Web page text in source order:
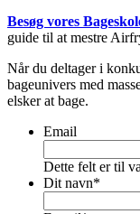
Besøg vores
guide til at mestre
Når du deltager i
bageunivers med
elsker at bage.
Email
Dette felt er til
Dit navn*